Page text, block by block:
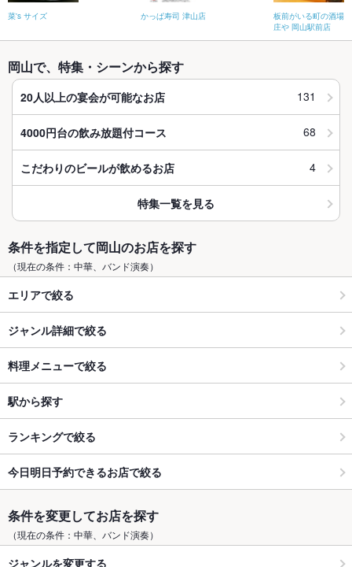
菜's サイズ かっぱ寿司 津山店
板前がいる町の酒場
庄や 岡山駅前店
岡山で、特集・シーンから探す
20人以上の宴会が可能なお店 131
4000円台の飲み放題付コース 68
こだわりのビールが飲めるお店 4
特集一覧を見る
条件を指定して岡山のお店を探す
（現在の条件：中華、バンド演奏）
エリアで絞る
ジャンル詳細で絞る
料理メニューで絞る
駅から探す
ランキングで絞る
今日明日予約できるお店で絞る
条件を変更してお店を探す
（現在の条件：中華、バンド演奏）
ジャンルを変更する